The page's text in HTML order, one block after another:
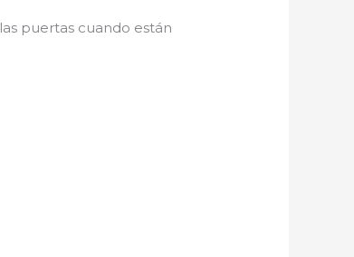
puertas cuando están